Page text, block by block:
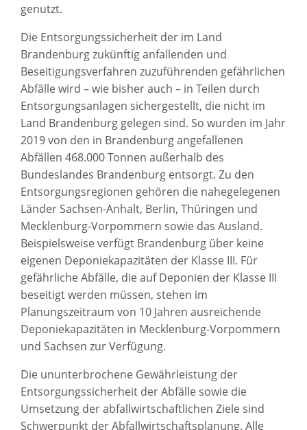
genutzt.
Die Entsorgungssicherheit der im Land
Brandenburg zukünftig anfallenden und
Beseitigungsverfahren zuzuführenden gefährlichen
Abfälle wird – wie bisher auch – in Teilen durch
Entsorgungsanlagen sichergestellt, die nicht im
Land Brandenburg gelegen sind. So wurden im Jahr
2019 von den in Brandenburg angefallenen
Abfällen 468.000 Tonnen außerhalb des
Bundeslandes Brandenburg entsorgt. Zu den
Entsorgungsregionen gehören die nahegelegenen
Länder Sachsen-Anhalt, Berlin, Thüringen und
Mecklenburg-Vorpommern sowie das Ausland.
Beispielsweise verfügt Brandenburg über keine
eigenen Deponiekapazitäten der Klasse III. Für
gefährliche Abfälle, die auf Deponien der Klasse III
beseitigt werden müssen, stehen im
Planungszeitraum von 10 Jahren ausreichende
Deponiekapazitäten in Mecklenburg-Vorpommern
und Sachsen zur Verfügung.
Die ununterbrochene Gewährleistung der
Entsorgungssicherheit der Abfälle sowie die
Umsetzung der abfallwirtschaftlichen Ziele sind
Schwerpunkt der Abfallwirtschaftsplanung. Alle